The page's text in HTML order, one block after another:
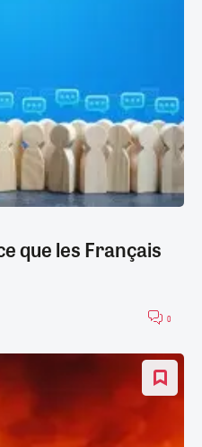
que les Français
0